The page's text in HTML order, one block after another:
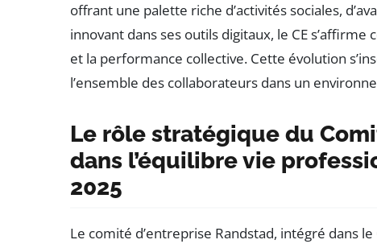
offrant une palette riche d’activités sociales,
innovant dans ses outils digitaux, le CE
et la performance collective. Cette évolution
l’ensemble des collaborateurs dans un
Le rôle stratégique du
dans l’équilibre vie
2025
Le comité d’entreprise Randstad, intégré dans